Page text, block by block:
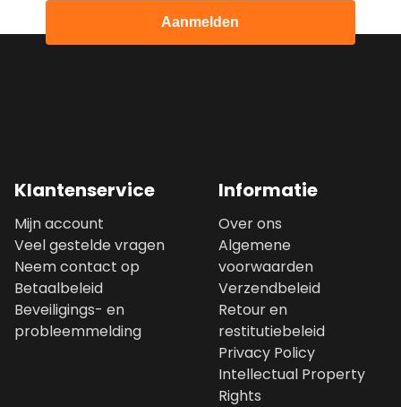
Aanmelden
Klantenservice
Mijn account
Veel gestelde vragen
Neem contact op
Betaalbeleid
Beveiligings- en
probleemmelding
Informatie
Over ons
Algemene
voorwaarden
Verzendbeleid
Retour en
restitutiebeleid
Privacy Policy
Intellectual Property
Rights